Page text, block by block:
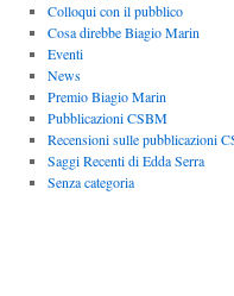
Colloqui con il pubblico
Cosa direbbe Biagio Marin
Eventi
News
Premio Biagio Marin
Pubblicazioni CSBM
Recensioni sulle pubblicazioni
Saggi Recenti di Edda Serra
Senza categoria